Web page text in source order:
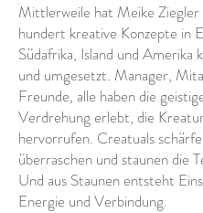
Mittlerweile hat Meike Ziegler
hundert kreative Konzepte in
Südafrika, Island und Amerika
und umgesetzt. Manager,
Freunde, alle haben die
Verdrehung erlebt, die
hervorrufen. Creatuals
überraschen und staunen die
Und aus Staunen entsteht
Energie und Verbindung.